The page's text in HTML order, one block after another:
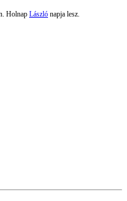
Holnap László napja lesz.